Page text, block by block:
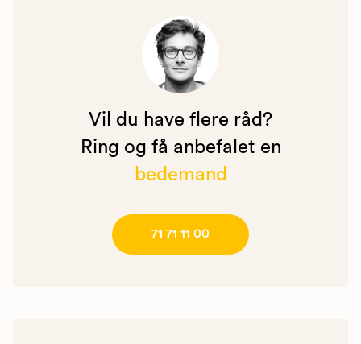
Vil du have flere råd?
Ring og få anbefalet en
bedemand
71 71 11 00